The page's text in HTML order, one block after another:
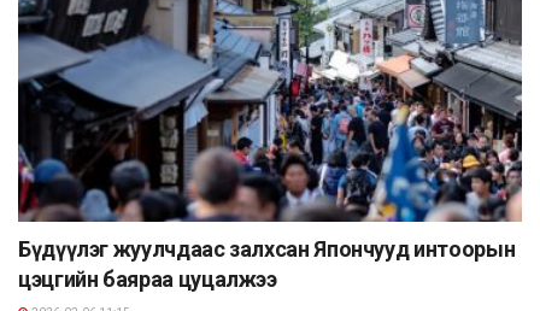
Бүдүүлэг жуулчдаас залхсан Япончууд интоорын
цэцгийн баяраа цуцалжээ